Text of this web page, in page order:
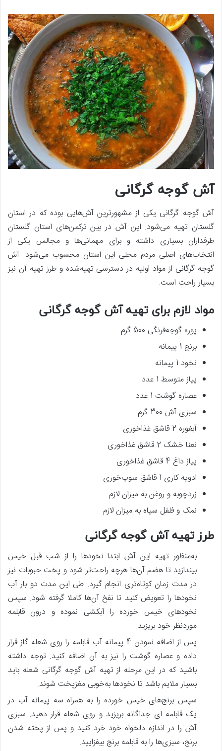
آش گوجه گرگانی
آش گوجه گرگانی یکی از مشهورترین آش‌هایی بوده که در استان
گلستان تهیه می‌شود. این آش در بین ترکمن‌های استان گلستان
طرفداران بسیاری داشته و برای مهمانی‌ها و مجالس یکی از
انتخاب‌های اصلی مردم محلی این استان محسوب می‌شود. آش
گوجه گرگانی از مواد اولیه در دسترسی تهیه‌شده و طرز تهیه آن نیز
بسیار راحت است.
مواد لازم برای تهیه آش گوجه گرگانی
پوره گوجه‌فرنگی 500 گرم
برنج 1 پیمانه
نخود 1 پیمانه
پیاز متوسط 1 عدد
عصاره گوشت 1 عدد
سبزی آش 300 گرم
آبغوره 2 قاشق غذاخوری
نعنا خشک 2 قاشق غذاخوری
پیاز داغ 4 قاشق غذاخوری
ادویه کاری 1 قاشق سوپ‌خوری
زردچوبه و روغن به میزان لازم
نمک و فلفل سیاه به میزان لازم
طرز تهیه آش گوجه گرگانی
به‌منظور تهیه این آش ابتدا نخودها را از شب قبل خیس
بیندازید تا هضم آن‌ها هرچه راحت‌تر شود و پخت حبوبات نیز
در مدت زمان کوتاه‌تری انجام گیرد. طی این مدت دو بار آب
نخودها را تعویض کنید تا نفخ آن‌ها کاملا گرفته شود. سپس
نخودهای خیس خورده را آبکشی نموده و درون قابلمه
موردنظر خود بریزید.
پس‌ از اضافه نمودن 4 پیمانه آب قابلمه را روی شعله گاز قرار
داده و عصاره گوشت را نیز به آن اضافه کنید. توجه داشته
باشید که در این مرحله از تهیه آش گوجه گرگانی شعله باید
بسیار ملایم باشد تا نخودها به‌خوبی مغزپخت شوند.
سپس برنج‌های خیس خورده را به همراه سه پیمانه آب در
یک قابلمه ای جداگانه بریزید و روی شعله قرار دهید. سبزی
آش را در اندازه دلخواه خود خرد کنید و پس‌ از پخته شدن
برنج، سبزی‌ها را به قابلمه برنج بیفزایید.